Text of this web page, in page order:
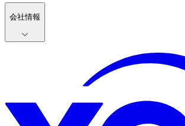
会社情報